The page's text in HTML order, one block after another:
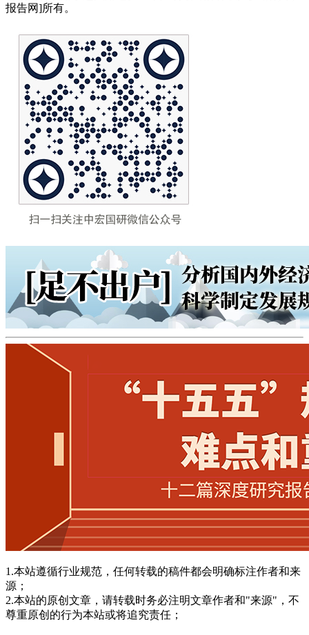
报告网]所有。
1.本站遵循行业规范，任何转载的稿件都会明确标注作者和来
源；
2.本站的原创文章，请转载时务必注明文章作者和"来源"，不
尊重原创的行为本站或将追究责任；